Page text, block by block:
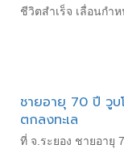
ชีวิตสำเร็จ เลื่อนกำ
ชายอายุ 70 ปี วูบ
ตกลงทะเล
ที่ จ.ระยอง ชายอายุ